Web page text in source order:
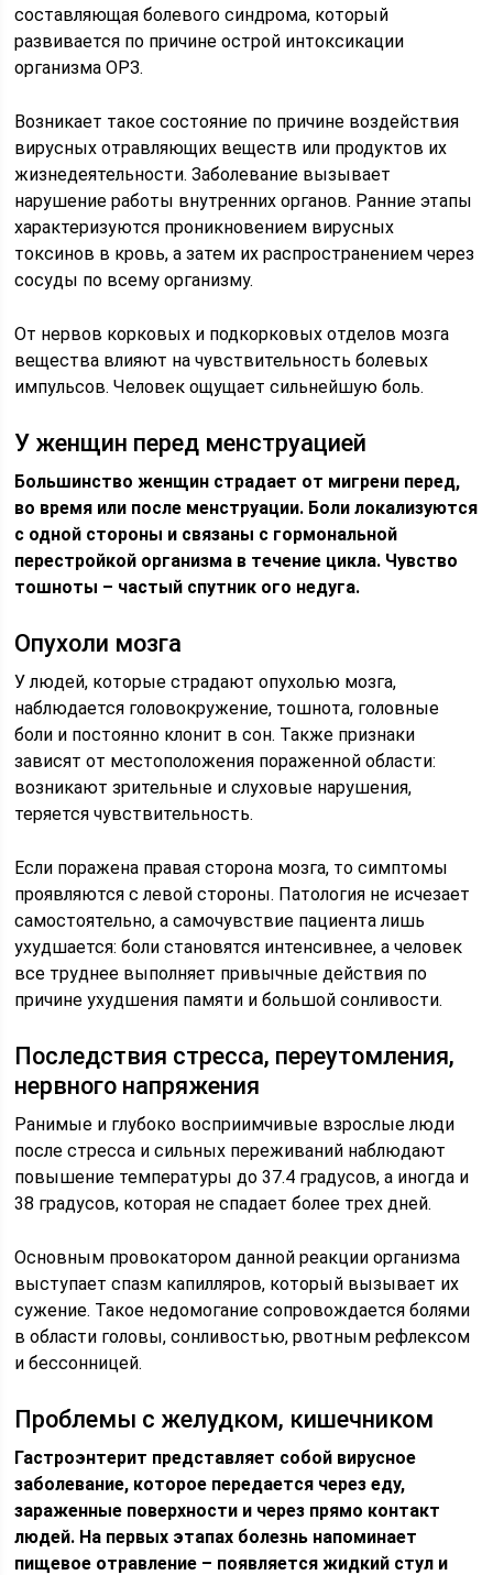
составляющая болевого синдрома, который
развивается по причине острой интоксикации
организма ОРЗ.
Возникает такое состояние по причине воздействия
вирусных отравляющих веществ или продуктов их
жизнедеятельности. Заболевание вызывает
нарушение работы внутренних органов. Ранние этапы
характеризуются проникновением вирусных
токсинов в кровь, а затем их распространением через
сосуды по всему организму.
От нервов корковых и подкорковых отделов мозга
вещества влияют на чувствительность болевых
импульсов. Человек ощущает сильнейшую боль.
У женщин перед менструацией
Большинство женщин страдает от мигрени перед,
во время или после менструации. Боли локализуются
с одной стороны и связаны с гормональной
перестройкой организма в течение цикла. Чувство
тошноты – частый спутник ого недуга.
Опухоли мозга
У людей, которые страдают опухолью мозга,
наблюдается головокружение, тошнота, головные
боли и постоянно клонит в сон. Также признаки
зависят от местоположения пораженной области:
возникают зрительные и слуховые нарушения,
теряется чувствительность.
Если поражена правая сторона мозга, то симптомы
проявляются с левой стороны. Патология не исчезает
самостоятельно, а самочувствие пациента лишь
ухудшается: боли становятся интенсивнее, а человек
все труднее выполняет привычные действия по
причине ухудшения памяти и большой сонливости.
Последствия стресса, переутомления,
нервного напряжения
Ранимые и глубоко восприимчивые взрослые люди
после стресса и сильных переживаний наблюдают
повышение температуры до 37.4 градусов, а иногда и
38 градусов, которая не спадает более трех дней.
Основным провокатором данной реакции организма
выступает спазм капилляров, который вызывает их
сужение. Такое недомогание сопровождается болями
в области головы, сонливостью, рвотным рефлексом
и бессонницей.
Проблемы с желудком, кишечником
Гастроэнтерит представляет собой вирусное
заболевание, которое передается через еду,
зараженные поверхности и через прямо контакт
людей. На первых этапах болезнь напоминает
пищевое отравление – появляется жидкий стул и